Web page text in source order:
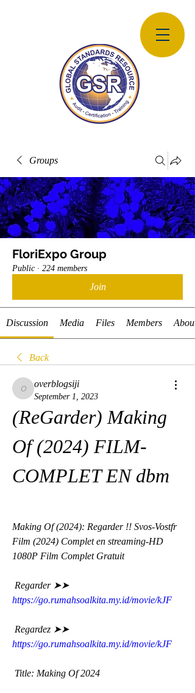
Groups
FloriExpo Group
Public · 224 members
Join
Discussion Media Files Members About
Back
overblogsiji
overblogsiji
September 1, 2023
(ReGarder) Making
Of (2024) FILM-
COMPLET EN dbm
Making Of (2024): Regarder !! Svos-Vostfr
Film (2024) Complet en streaming-HD
1080P Film Complet Gratuit
Regarder ➤➤
https://go.rumahsoalkita.my.id/movie/kJF
Regardez ➤➤
https://go.rumahsoalkita.my.id/movie/kJF
Title: Making Of 2024